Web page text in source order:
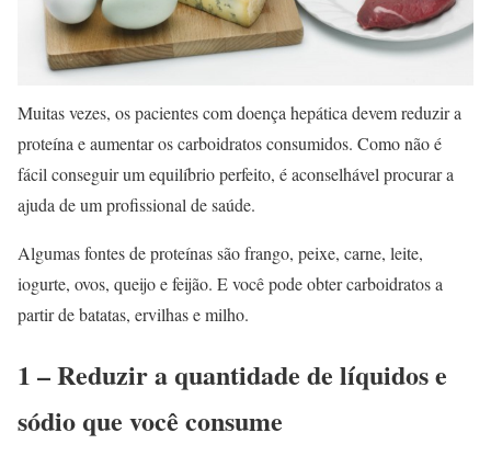
Muitas vezes, os pacientes com doença hepática devem reduzir a
proteína e aumentar os carboidratos consumidos. Como não é
fácil conseguir um equilíbrio perfeito, é aconselhável procurar a
ajuda de um profissional de saúde.
Algumas fontes de proteínas são frango, peixe, carne, leite,
iogurte, ovos, queijo e feijão. E você pode obter carboidratos a
partir de batatas, ervilhas e milho.
1 – Reduzir a quantidade de líquidos e
sódio que você consume